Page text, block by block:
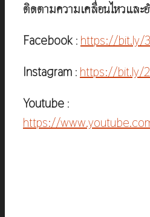
ติดตามความเคลื่อนไหวและ
Facebook : https://bit.ly/
Instagram : https://bit.ly/
Youtube :
https://